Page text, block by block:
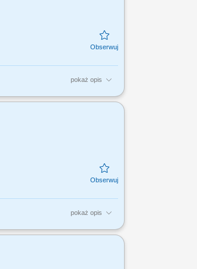
pokaż opis
Klientów
pokaż opis
Klientów T-Mobile;